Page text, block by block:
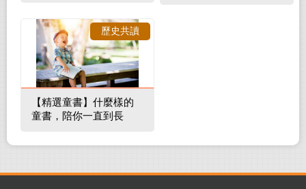
【精選童書】什麼樣的
童書，陪你一直到長
歷史共讀